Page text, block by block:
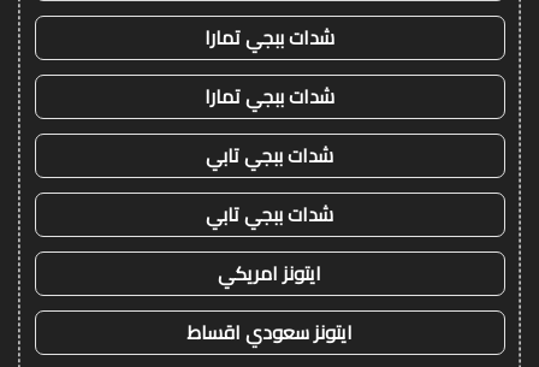
شدات ببجي تمارا
شدات ببجي تمارا
شدات ببجي تابي
شدات ببجي تابي
ايتونز امريكي
ايتونز سعودي اقساط